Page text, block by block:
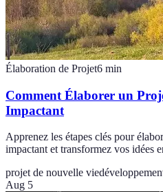
Élaboration de Projet6 min
Comment Élaborer un
Impactant
Apprenez les étapes clés pour
impactant et transformez vos idées
projet de nouvelle vie
Aug 5